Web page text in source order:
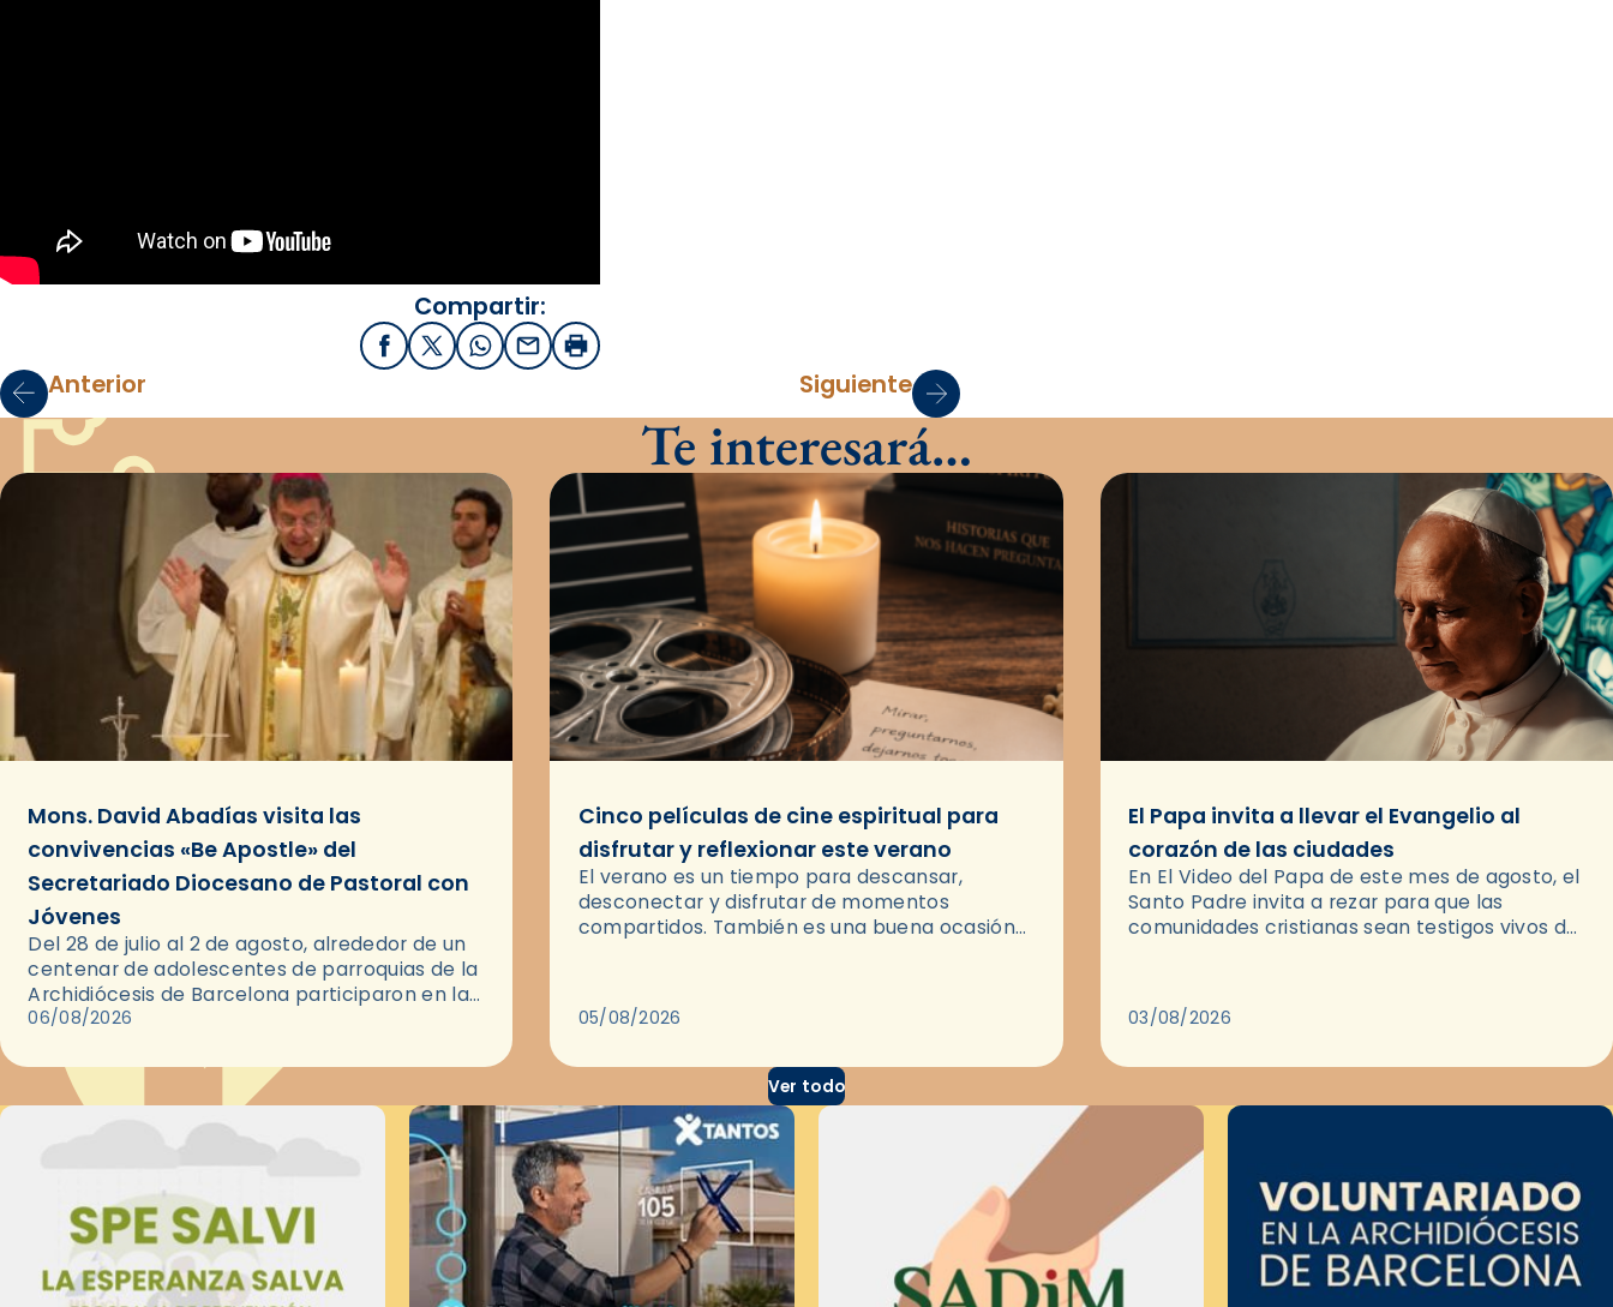
Compartir:
FacebookX / Twitter
WhatsApp
EmailImprimir
Anterior Siguiente
Te interesará…
Mons. David Abadías visita las
convivencias «Be Apostle» del
Secretariado Diocesano de Pastoral con
Jóvenes
Del 28 de julio al 2 de agosto, alrededor de un
centenar de adolescentes de parroquias de la
Archidiócesis de Barcelona participaron en las
convivencias Be Apostle, organizadas por el
06/08/2026
Cinco películas de cine espiritual para
disfrutar y reflexionar este verano
El verano es un tiempo para descansar,
desconectar y disfrutar de momentos
compartidos. También es una buena ocasión
05/08/2026
El Papa invita a llevar el Evangelio al
corazón de las ciudades
En El Video del Papa de este mes de agosto, el
Santo Padre invita a rezar para que las
comunidades cristianas sean testigos vivos del
03/08/2026
Ver todo